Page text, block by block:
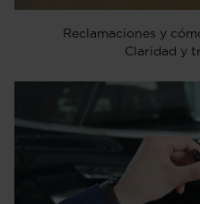
Reclamaciones y
Claridad y